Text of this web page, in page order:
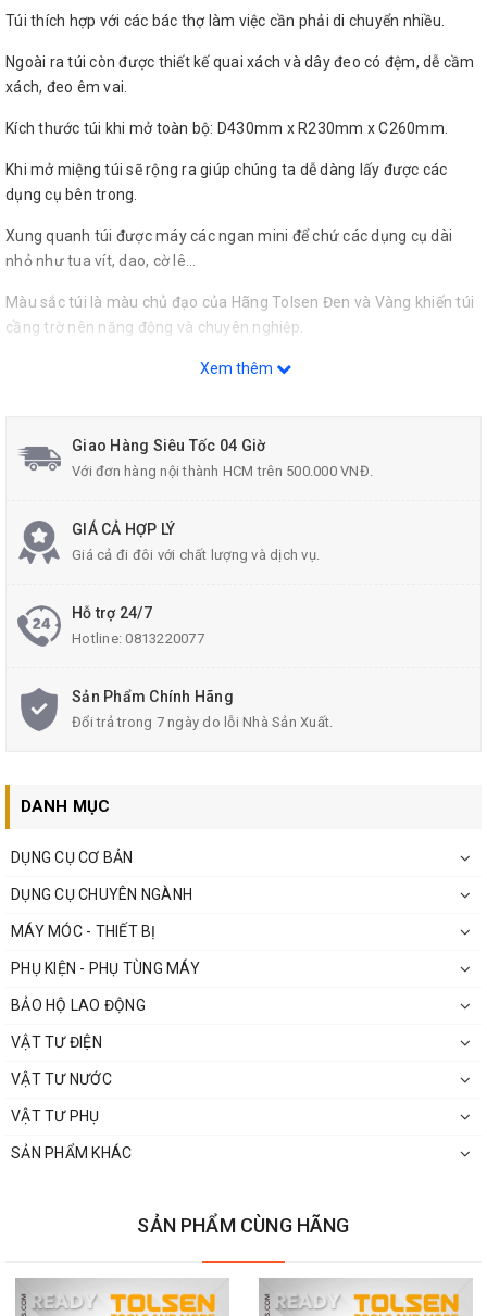
Túi thích hợp với các bác thợ làm việc cần phải di chuyển nhiều.
Ngoài ra túi còn được thiết kế quai xách và dây đeo có đệm, dễ cầm
xách, đeo êm vai.
Kích thước túi khi mở toàn bộ: D430mm x R230mm x C260mm.
Khi mở miệng túi sẽ rộng ra giúp chúng ta dễ dàng lấy được các
dụng cụ bên trong.
Xung quanh túi được máy các ngan mini để chứ các dụng cụ dài
nhỏ như tua vít, dao, cờ lê...
Màu sắc túi là màu chủ đạo của Hãng Tolsen Đen và Vàng khiến túi
cầng trờ nên năng động và chuyên nghiệp.
Liên hệ Tư vấn và Mua sản phẩm :
Hotline: 0813.22.00.77
Email: donghecuacha@gmail.com
Xem thêm
Giao Hàng Siêu Tốc 04 Giờ
Với đơn hàng nội thành HCM trên 500.000 VNĐ.
GIÁ CẢ HỢP LÝ
Giá cả đi đôi với chất lượng và dịch vụ.
Hỗ trợ 24/7
Hotline:0813220077
Sản Phẩm Chính Hãng
Đổi trả trong 7 ngày do lỗi Nhà Sản Xuất.
DANH MỤC
DỤNG CỤ CƠ BẢN
DỤNG CỤ CHUYÊN NGÀNH
MÁY MÓC - THIẾT BỊ
PHỤ KIỆN - PHỤ TÙNG MÁY
BẢO HỘ LAO ĐỘNG
VẬT TƯ ĐIỆN
VẬT TƯ NƯỚC
VẬT TƯ PHỤ
SẢN PHẨM KHÁC
SẢN PHẨM CÙNG HÃNG